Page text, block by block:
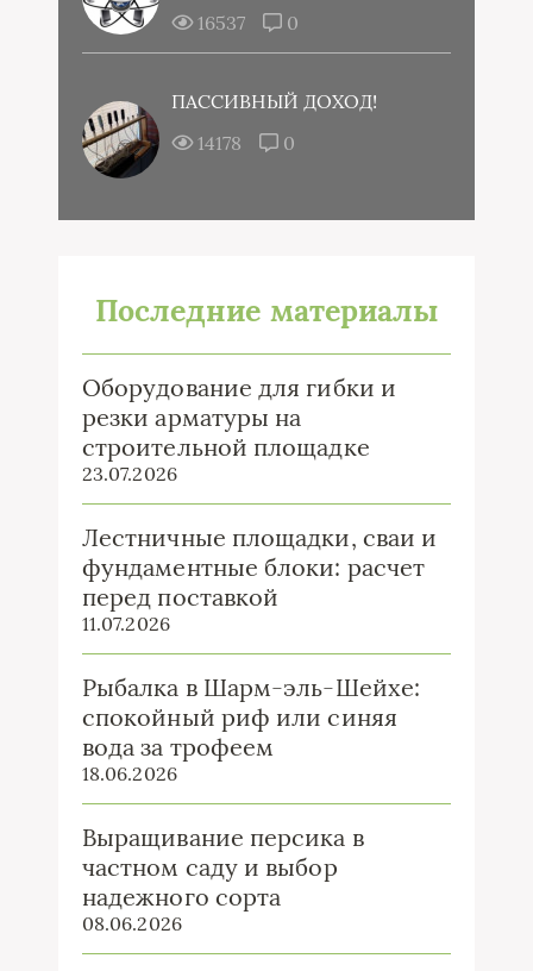
16537 0
ПАССИВНЫЙ ДОХОД!
14178
0
Последние материалы
Оборудование для гибки и
резки арматуры на
строительной площадке
23.07.2026
Лестничные площадки, сваи и
фундаментные блоки: расчет
перед поставкой
11.07.2026
Рыбалка в Шарм-эль-Шейхе:
спокойный риф или синяя
вода за трофеем
18.06.2026
Выращивание персика в
частном саду и выбор
надежного сорта
08.06.2026